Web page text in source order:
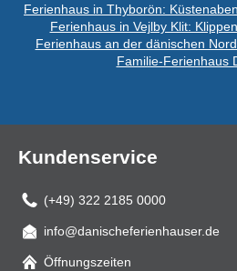
Ferienhaus in Thyborön:
Ferienhaus in Vejlby Klit:
Ferienhaus an der dänischen
Familie-Ferienhaus
Kundenservice
(+49) 322 2185 0000
Mail
info@danischeferienhauser.de
Öffnungszeiten